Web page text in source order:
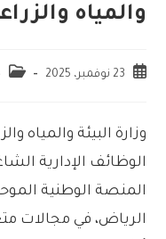
والمياه
23 نوفمبر، 2025
وزارة البيئة والمياه
الوظائف الإدارية
المنصة الوطنية
الرياض، في مجالات